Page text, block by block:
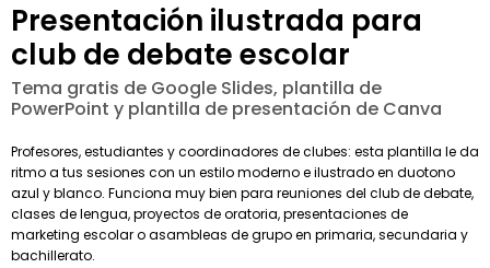
Presentación ilustrada para
club de debate escolar
Tema gratis de Google Slides, plantilla de
PowerPoint y plantilla de presentación de Canva
Profesores, estudiantes y coordinadores de clubes: esta plantilla le da
ritmo a tus sesiones con un estilo moderno e ilustrado en duotono
azul y blanco. Funciona muy bien para reuniones del club de debate,
clases de lengua, proyectos de oratoria, presentaciones de
marketing escolar o asambleas de grupo en primaria, secundaria y
bachillerato.